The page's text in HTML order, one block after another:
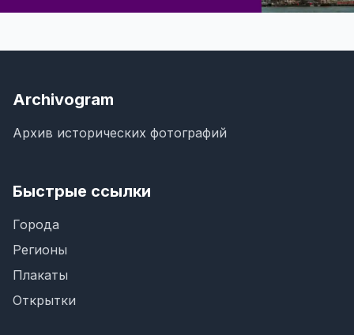
Archivogram
Архив исторических фотографий
Быстрые ссылки
Города
Регионы
Плакаты
Открытки